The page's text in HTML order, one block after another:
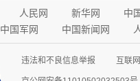
人民网 新华网 中
中国军网 中国新闻网
违法和不良信息举报 互联